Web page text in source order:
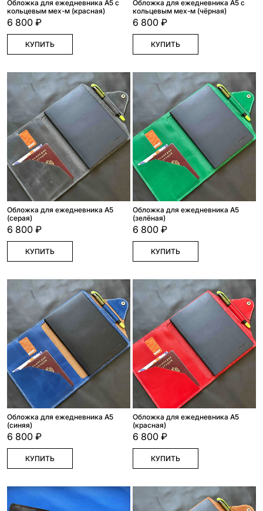
Обложка для ежедневника А5 с
кольцевым мех-м (красная)
6 800 ₽
КУПИТЬ
Обложка для ежедневника А5 с
кольцевым мех-м (чёрная)
6 800 ₽
КУПИТЬ
Обложка для ежедневника А5
(серая)
6 800 ₽
КУПИТЬ
Обложка для ежедневника А5
(зелёная)
6 800 ₽
КУПИТЬ
Обложка для ежедневника А5
(синяя)
6 800 ₽
КУПИТЬ
Обложка для ежедневника А5
(красная)
6 800 ₽
КУПИТЬ